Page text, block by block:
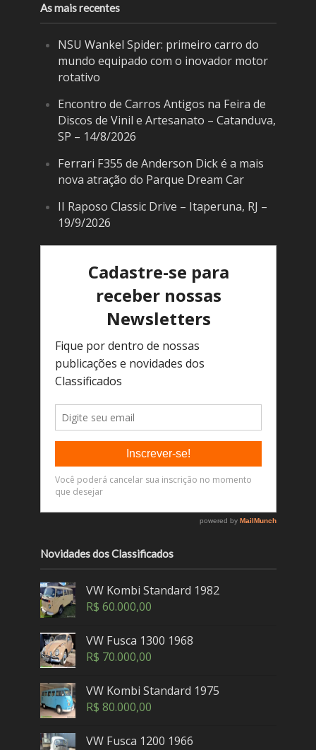
As mais recentes
NSU Wankel Spider: primeiro carro do
mundo equipado com o inovador motor
rotativo
Encontro de Carros Antigos na Feira de
Discos de Vinil e Artesanato – Catanduva,
SP – 14/8/2026
Ferrari F355 de Anderson Dick é a mais
nova atração do Parque Dream Car
II Raposo Classic Drive – Itaperuna, RJ –
19/9/2026
Novidades dos Classificados
VW Kombi Standard 1982
R$ 60.000,00
VW Fusca 1300 1968
R$ 70.000,00
VW Kombi Standard 1975
R$ 80.000,00
VW Fusca 1200 1966